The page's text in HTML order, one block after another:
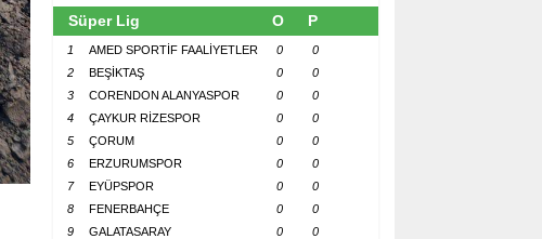
Süper Lig O P
1 AMED SPORTİF FAALİYETLER 0
0
2
BEŞİKTAŞ 0
0
3
CORENDON ALANYASPOR 0
0
4
ÇAYKUR RİZESPOR 0
0
5
ÇORUM 0
0
6
ERZURUMSPOR 0
0
7
EYÜPSPOR 0
0
8
FENERBAHÇE 0
0
9
GALATASARAY 0
0